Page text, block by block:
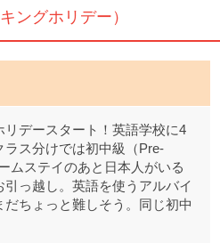
ングホリデー）
リデースタート！英語学校に4
ラス分けでは初中級（Pre-
ムステイのあと日本人がいる
引っ越し。英語を使うアルバイ
だちょっと難しそう。同じ初中